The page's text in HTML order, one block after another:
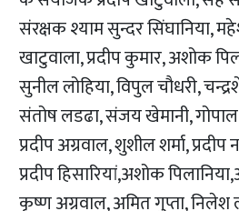
संरक्षक श्याम सुन्दर सिंघानिया,
खाटुवाला, प्रदीप कुमार, अशोक
सुनील लोहिया, विपुल चौधरी,
संतोष लडढा, संजय खेमानी,
प्रदीप अग्रवाल, शुशील शर्मा,
प्रदीप हिसारियां,अशोक
कृष्ण अग्रवाल, अमित गुप्ता, निलेश